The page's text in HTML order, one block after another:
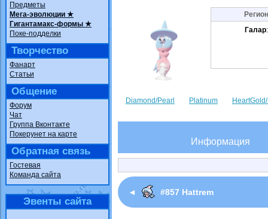
Предметы
Мега-эволюции ★
Гигантамакс-формы ★
Поке-подделки
Творчество
Фанарт
Статьи
Общение
Форум
Чат
Группа Вконтакте
Покерунет на карте
Обратная связь
Гостевая
Команда сайта
Эвенты сайта
Галар
Diamond/Pearl Platinum
Информация
◄ #857 Hattrem